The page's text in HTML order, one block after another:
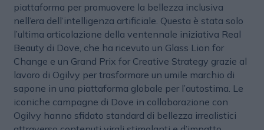
piattaforma per promuovere la bellezza inclusiva
nell’era dell’intelligenza artificiale. Questa è stata solo
l’ultima articolazione della ventennale iniziativa Real
Beauty di Dove, che ha ricevuto un Glass Lion for
Change e un Grand Prix for Creative Strategy grazie al
lavoro di Ogilvy per trasformare un umile marchio di
sapone in una piattaforma globale per l’autostima. Le
iconiche campagne di Dove in collaborazione con
Ogilvy hanno sfidato standard di bellezza irrealistici